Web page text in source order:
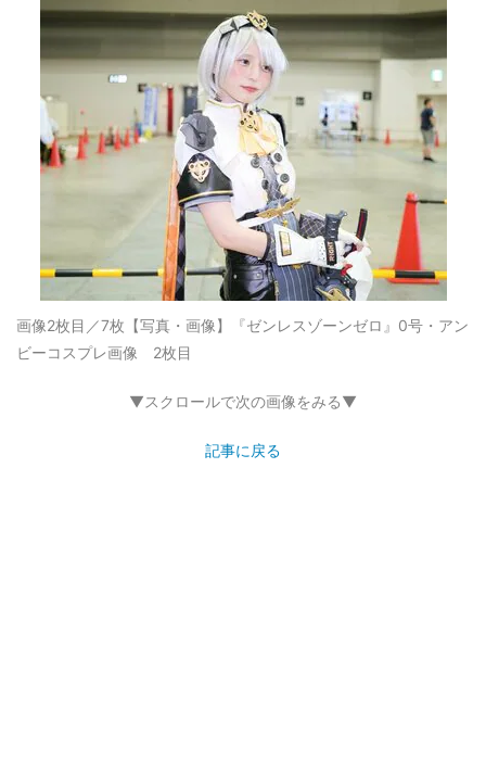
画像2枚目／7枚 【写真・画像】『ゼンレスゾーンゼロ』0号・アン
ビーコスプレ画像 2枚目
▼スクロールで次の画像をみる▼
記事に戻る